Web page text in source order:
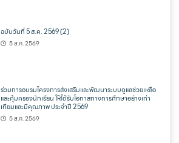
ฉบับวันที่ 5 ส.ค. 2569 (2)
5 ส.ค. 2569
ร่วมการอบรมโครงการส่งเสริมและพัฒนาระบบดูแลช่วยเหลือ
และคุ้มครองนักเรียน ให้ได้รับโอกาสทางการศึกษาอย่างเท่า
เทียมและมีคุณภาพ ประจำปี 2569
5 ส.ค. 2569